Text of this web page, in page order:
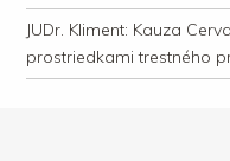
JUDr. Kliment: Kauza
prostriedkami trestného